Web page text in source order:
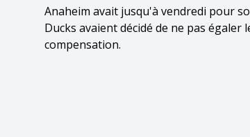
Anaheim avait jusqu'à vendredi pour
Ducks avaient décidé de ne pas
compensation.